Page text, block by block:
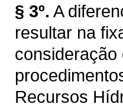
§ 3º. A
resultar na
consideração
Recursos